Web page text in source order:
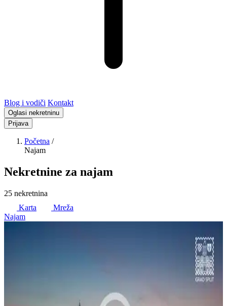
Blog i vodiči Kontakt
Oglasi nekretninu
Prijava
Početna /
Najam
Nekretnine za najam
25 nekretnina
Karta
Mreža
Najam